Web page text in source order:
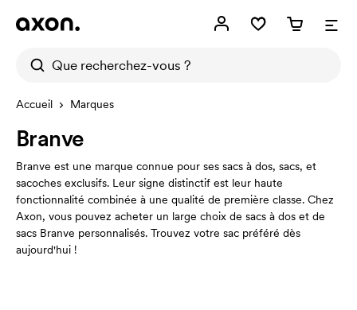
Accueil Marques
Branve
Branve est une marque connue pour ses sacs à dos, sacs, et
sacoches exclusifs. Leur signe distinctif est leur haute
fonctionnalité combinée à une qualité de première classe. Chez
Axon, vous pouvez acheter un large choix de sacs à dos et de
sacs Branve personnalisés. Trouvez votre sac préféré dès
aujourd'hui !